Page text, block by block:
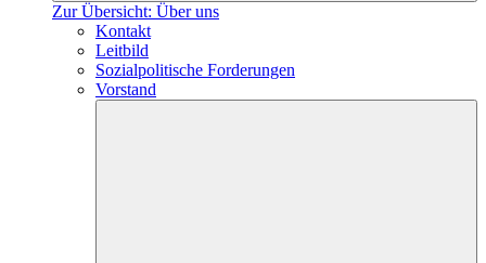
Zur Übersicht: Über uns
Kontakt
Leitbild
Sozialpolitische Forderungen
Vorstand